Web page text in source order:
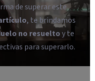
de superar este
, te brindamos
no resueltoy te
para superarlo.